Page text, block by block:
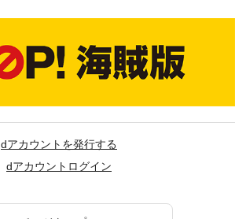
dアカウントを発行する
dアカウントログイン